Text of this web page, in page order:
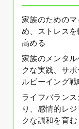
家族のための
め、ストレス
高める
家族のメンタ
クな実践、サ
ルビーイング戦
ライフバラン
り、感情的レ
クな調和を育む